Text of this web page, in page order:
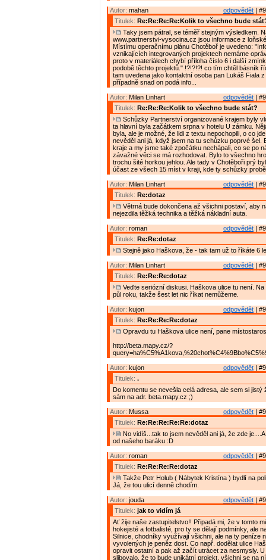
odpovědět |
Autor: mahan
Titulek: Re:Re:Re:Re:Kolik to všechno bude
Taky jsem pátral, se téměř stejným výsledkem.
www.partnerstvi-vysocina.cz jsou informace z
Místímu operačnímu plánu Chotěboř je uvedeno:
vznikajících integrovaných projektech nemáme
proto v materiálech chybí příloha číslo 6 i další
podobě těchto projektů." !?!?!?! co tím chtěl básník
tam uvedena jako kontaktní osoba pan Lukáš Fiala
případně snad on podá info...
odpovědět |
Autor: Milan Linhart
Titulek: Re:Re:Re:Kolik to všechno bude stát?
Schůzky Partnerství organizované krajem byly
ta hlavní byla začátkem srpna v hotelu U zámku.
byla, ale je možné, že lidi z textu nepochopili, o co
nevěděl ani já, když jsem na tu schůzku poprvé šel.
kraje a my jsme také zpočátku nechápali, co se po
závažné věci se má rozhodovat. Bylo to všechno
trochu šité horkou jehlou. Ale tady v Chotěboři prý
účast ze všech 15 míst v kraji, kde ty schůzky
odpovědět |
Autor: Milan Linhart
Titulek: Re:dotaz
Větrná bude dokončena až všichni postaví, aby
nejezdila těžká technika a těžká nákladní auta.
odpovědět |
Autor: roman
Titulek: Re:Re:dotaz
Stejně jako Haškova, že - tak tam už to říkáte 6
odpovědět |
Autor: Milan Linhart
Titulek: Re:Re:Re:dotaz
Veďte seriózní diskusi. Haškova ulice tu není. Na
půl roku, takže šest let nic říkat nemůžeme.
odpovědět |
Autor: kujon
Titulek: Re:Re:Re:Re:dotaz
Opravdu tu Haškova ulice není, pane
http://beta.mapy.cz/?
odpovědět |
Autor: kujon
Titulek: .
Do komentu se nevešla celá adresa, ale sem si jistý
sám na adr. beta.mapy.cz ;)
odpovědět |
Autor: Mussa
Titulek: Re:Re:Re:Re:Re:dotaz
No vidíš...tak to jsem nevěděl ani já, že zde
od našeho baráku :D
odpovědět |
Autor: roman
Titulek: Re:Re:Re:Re:dotaz
Takže Petr Holub ( Nábytek Kristína ) bydlí na
Já, že tou ulicí denně chodím.
odpovědět |
Autor: jouda
Titulek: jak to vidím já
Ať žije naše zastupitelstvo!! Připadá mi, že v tomto
hokejisté a fotbalisté, pro ty se dělají podmínky, ale
Silnice, chodníky využívají všichni, ale na ty peníze
vyvolených je peněz dost. Co např. dodělat ulice
opravit ostatní a pak až začít utrácet za nesmysly.
slibovalo, že to bude unikátní projekt, všichni se na